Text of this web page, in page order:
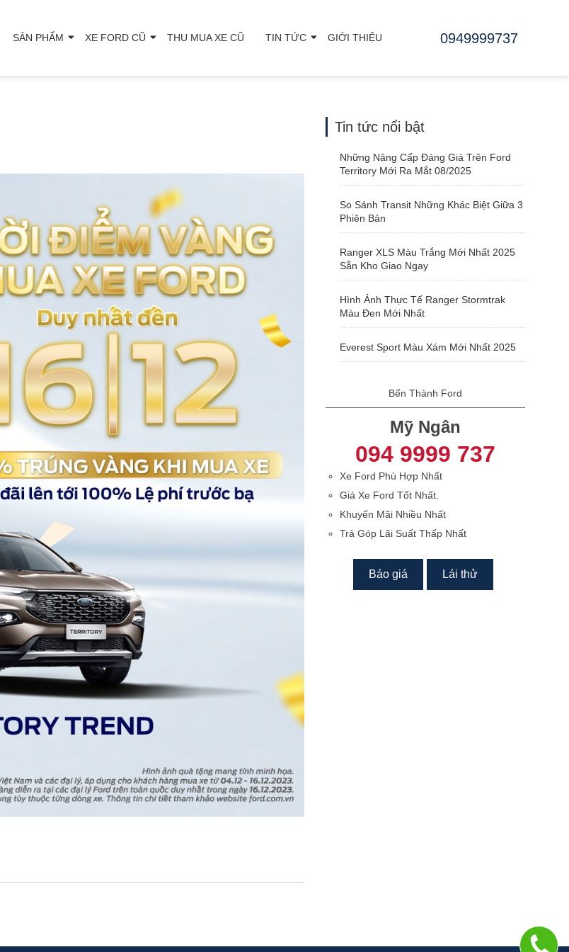
SẢN PHẨM XE FORD CŨ THU MUA XE CŨ TIN TỨC GIỚI THIỆU 0949999737
Tin tức nổi bật
Những Nâng Cấp Đáng Giá Trên Ford
Territory Mới Ra Mắt 08/2025
So Sánh Transit Những Khác Biệt Giữa 3
Phiên Bản
Ranger XLS Màu Trắng Mới Nhất 2025
Sẵn Kho Giao Ngay
Hình Ảnh Thực Tế Ranger Stormtrak
Màu Đen Mới Nhất
Everest Sport Màu Xám Mới Nhất 2025
Bến Thành Ford
Mỹ Ngân
094 9999 737
Xe Ford Phù Hợp Nhất
Giá Xe Ford Tốt Nhất.
Khuyến Mãi Nhiều Nhất
Trả Góp Lãi Suất Thấp Nhất
Báo giá Lái thử